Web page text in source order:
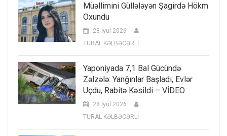
Müəllimini Güllələyən Şagirdə Hökm
Oxundu
28 İyul 2026
TURAL KƏLBƏCƏRLİ
Yaponiyada 7,1 Bal Gücündə
Zəlzələ: Yanğınlar Başladı, Evlər
Uçdu, Rabitə Kəsildi – VİDEO
28 İyul 2026
TURAL KƏLBƏCƏRLİ